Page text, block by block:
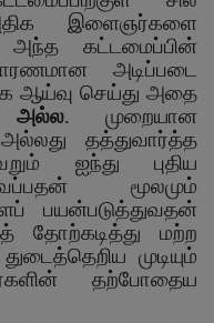
இளைஞர்களை
அந்த கட்டமைப்பின்
அடிப்படை
ஆய்வு செய்து அதை
அல்ல.முறையான
தத்துவார்த்த
ஐந்து புதிய
மூலமும்
பயன்படுத்துவதன்
தோற்கடித்து மற்ற
முடியும்
தற்போதைய